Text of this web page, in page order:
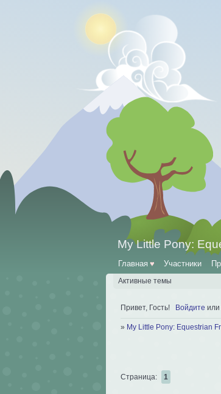
My Little Pony:
Главная ♥ Участники
Активные темы
Привет, Гость! Войдите или
» My Little Pony: Equestrian
Страница: 1